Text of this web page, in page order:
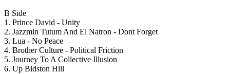
B Side
1. Prince David - Unity
2. Jazzmin Tutum And El Natron - Dont Forget
3. Lua - No Peace
4. Brother Culture - Political Friction
5. Journey To A Collective Illusion
6. Up Bidston Hill